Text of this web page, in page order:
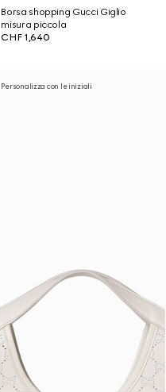
Borsa shopping Gucci Giglio
misura piccola
CHF 1,640
Personalizza con le iniziali